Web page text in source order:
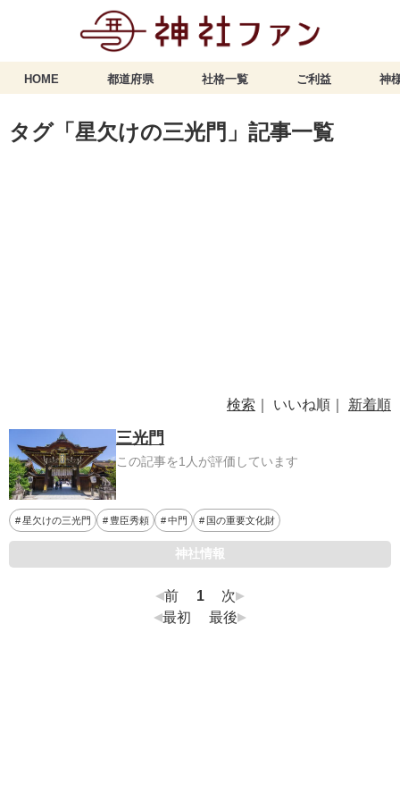
HOME 都道府県 社格一覧 ご利益 神
タグ「星欠けの三光門」記事一覧
検索 ｜ いいね順｜ 新着順
三光門
この記事を1人が評価しています
星欠けの三光門 豊臣秀頼 中門 国の重要文化財
神社情報
前 1
次
最初
最後